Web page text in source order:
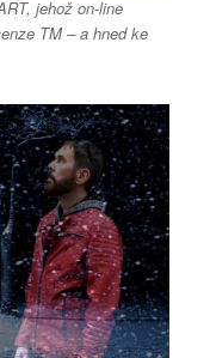
jehož on-line
TM – a hned ke